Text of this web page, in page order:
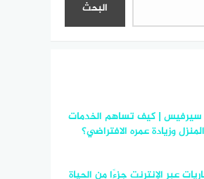
البحث
سيرفيس | كيف تساهم الخدمات
وزيادة عمره الافتراضي؟
عبر الإنترنت جزءًا من الحياة